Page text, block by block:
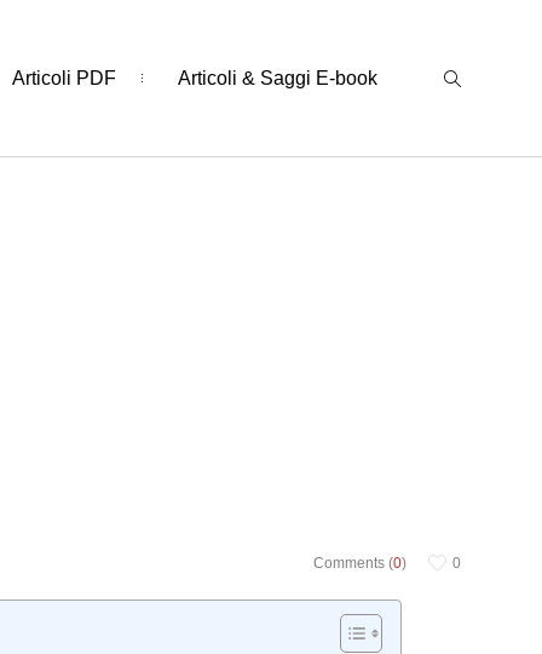
Articoli PDF Articoli & Saggi E-book
Comments (0) 0